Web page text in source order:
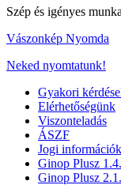
Szép és igényes
Vászonkép Nyomda
Neked nyomtatunk!
Gyakori
Elérhetőségünk
Viszonteladás
ÁSZF
Jogi információk
Ginop Plusz
Ginop Plusz